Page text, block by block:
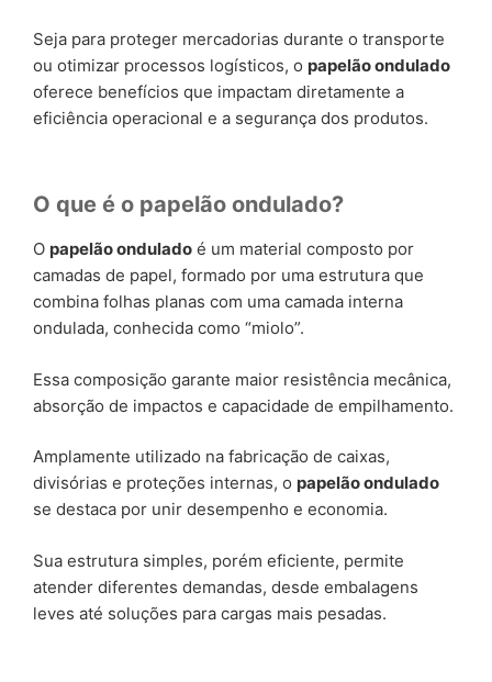
Seja para proteger mercadorias durante o transporte
ou otimizar processos logísticos, o papelão ondulado
oferece benefícios que impactam diretamente a
eficiência operacional e a segurança dos produtos.
O que é o papelão ondulado?
O papelão ondulado é um material composto por
camadas de papel, formado por uma estrutura que
combina folhas planas com uma camada interna
ondulada, conhecida como “miolo”.
Essa composição garante maior resistência mecânica,
absorção de impactos e capacidade de empilhamento.
Amplamente utilizado na fabricação de caixas,
divisórias e proteções internas, o papelão ondulado
se destaca por unir desempenho e economia.
Sua estrutura simples, porém eficiente, permite
atender diferentes demandas, desde embalagens
leves até soluções para cargas mais pesadas.